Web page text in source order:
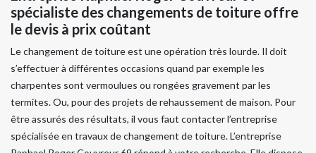
spécialiste des changements de toiture offre
le devis à prix coûtant
Le changement de toiture est une opération très lourde. Il doit
s’effectuer à différentes occasions quand par exemple les
charpentes sont vermoulues ou rongées gravement par les
termites. Ou, pour des projets de rehaussement de maison. Pour
être assurés des résultats, il vous faut contacter l’entreprise
spécialisée en travaux de changement de toiture. L’entreprise